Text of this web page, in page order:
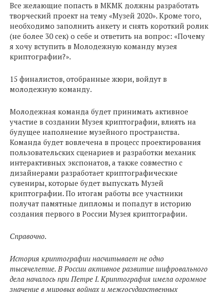
Все желающие попасть в МКМК должны разработать
творческий проект на тему «Музей 2020». Кроме того,
необходимо заполнить анкету и снять короткий ролик
(не более 30 сек) о себе и ответить на вопрос: «Почему
я хочу вступить в Молодежную команду музея
криптографии?».
15 финалистов, отобранные жюри, войдут в
молодежную команду.
Молодежная команда будет принимать активное
участие в создании Музея криптографии, влиять на
будущее наполнение музейного пространства.
Команда будет вовлечена в процесс проектирования
пользовательских сценариев и разработки механик
интерактивных экспонатов, а также совместно с
дизайнерами разработает криптографические
сувениры, которые будет выпускать Музей
криптографии. По итогам работы все участники
получат памятные дипломы и попадут в историю
создания первого в России Музея криптографии.
Справочно.
История криптографии насчитывает не одно
тысячелетие. В России активное развитие шифровального
дела началось при Петре I. Криптография имела огромное
значение в мировых войнах и межгосударственных